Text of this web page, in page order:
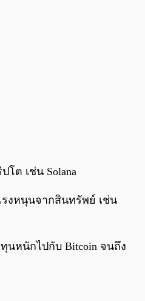
0:00
โต เช่น Solana
งหนุนจากสินทรัพย์ เช่น
นหนักไปกับ Bitcoin จนถึง